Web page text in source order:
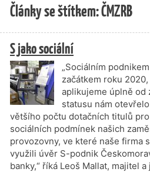
Články se štítkem: ČMZRB
S jako sociální
„Sociálním
začátkem roku
aplikujeme úplně od
statusu nám
většího počtu dotačních titulů
sociálních podmínek našich
provozovny, ve které naše firma
využili úvěr S-podnik
banky,“ říká Leoš Mallat, majitel